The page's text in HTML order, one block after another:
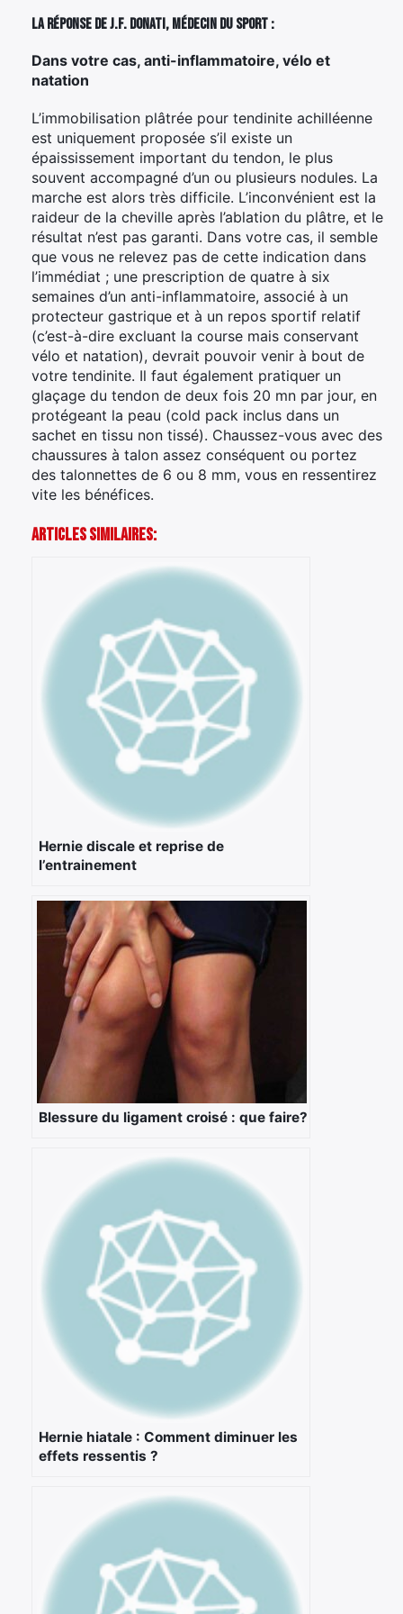
La réponse de J.F. Donati, médecin du sport :
Dans votre cas, anti-inflammatoire, vélo et
natation
L’immobilisation plâtrée pour tendinite achilléenne
est uniquement proposée s’il existe un
épaississement important du tendon, le plus
souvent accompagné d’un ou plusieurs nodules. La
marche est alors très difficile. L’inconvénient est la
raideur de la cheville après l’ablation du plâtre, et le
résultat n’est pas garanti. Dans votre cas, il semble
que vous ne relevez pas de cette indication dans
l’immédiat ; une prescription de quatre à six
semaines d’un anti-inflammatoire, associé à un
protecteur gastrique et à un repos sportif relatif
(c’est-à-dire excluant la course mais conservant
vélo et natation), devrait pouvoir venir à bout de
votre tendinite. Il faut également pratiquer un
glaçage du tendon de deux fois 20 mn par jour, en
protégeant la peau (cold pack inclus dans un
sachet en tissu non tissé). Chaussez-vous avec des
chaussures à talon assez conséquent ou portez
des talonnettes de 6 ou 8 mm, vous en ressentirez
vite les bénéfices.
Articles Similaires:
Hernie discale et reprise de
l’entrainement
Blessure du ligament croisé : que faire?
Hernie hiatale : Comment diminuer les
effets ressentis ?